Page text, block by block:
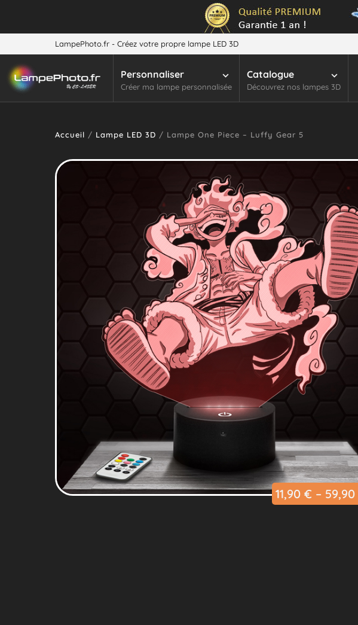
LampePhoto.fr - Créez votre propre lampe LED 3D
Personnaliser
Créer ma lampe personnalisée
Catalogue
Découvrez nos lampes 3D
Accueil / Lampe LED 3D / Lampe One Piece – Luffy Gear 5
11,90 €– 59,90